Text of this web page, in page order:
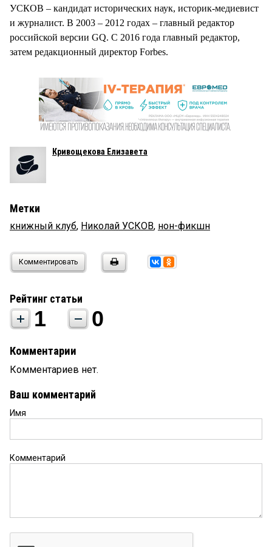
УСКОВ – кандидат исторических наук, историк-медиевист
и журналист. В 2003 – 2012 годах – главный редактор
российской версии GQ. С 2016 года главный редактор,
затем редакционный директор Forbes.
Кривощекова Елизавета
Метки
книжный клуб, Николай УСКОВ, нон-фикшн
Комментировать
Рейтинг статьи
1 0
Комментарии
Комментариев нет.
Ваш комментарий
Имя
Комментарий